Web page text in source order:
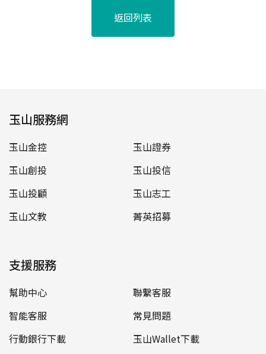
返回列表
玉山服務網
玉山金控
玉山證券
玉山創投
玉山投信
玉山投顧
玉山志工
玉山文教
菁英招募
支援服務
幫助中心
聯繫客服
智能客服
常見問題
行動銀行下載
玉山Wallet下載